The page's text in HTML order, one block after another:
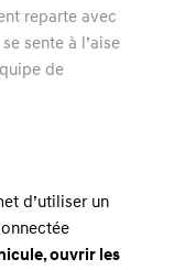
reparte avec
sente à l’aise
de
d’utiliser un
ouvrir les